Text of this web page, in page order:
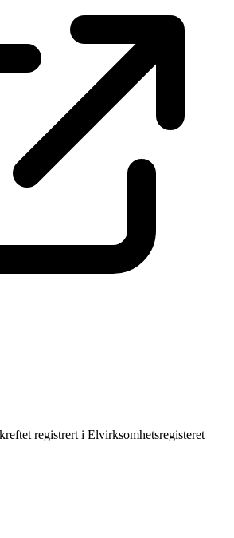
registrert i Elvirksomhetsregisteret